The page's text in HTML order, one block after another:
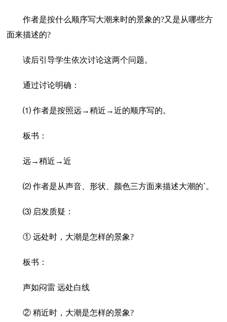
作者是按什么顺序写大潮来时的景象的?又是从哪些方
面来描述的?
读后引导学生依次讨论这两个问题。
通过讨论明确：
⑴ 作者是按照远→稍近→近的顺序写的。
板书：
远→稍近→近
⑵ 作者是从声音、形状、颜色三方面来描述大潮的`。
⑶ 启发质疑：
① 远处时，大潮是怎样的景象?
板书：
声如闷雷 远处白线
② 稍近时，大潮是怎样的景象?